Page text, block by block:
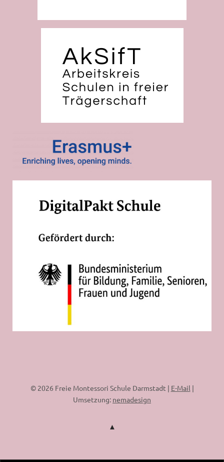
© 2026 Freie Montessori Schule Darmstadt | E-Mail |
Umsetzung: nemadesign